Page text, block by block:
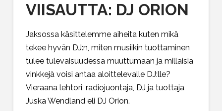
VIISAUTTA: DJ ORION
Jaksossa käsittelemme aiheita kuten mikä
tekee hyvän DJ:n, miten musiikin tuottaminen
tulee tulevaisuudessa muuttumaan ja millaisia
vinkkejä voisi antaa aloittelevalle DJ:lle?
Vieraana lehtori, radiojuontaja, DJ ja tuottaja
Juska Wendland eli DJ Orion.